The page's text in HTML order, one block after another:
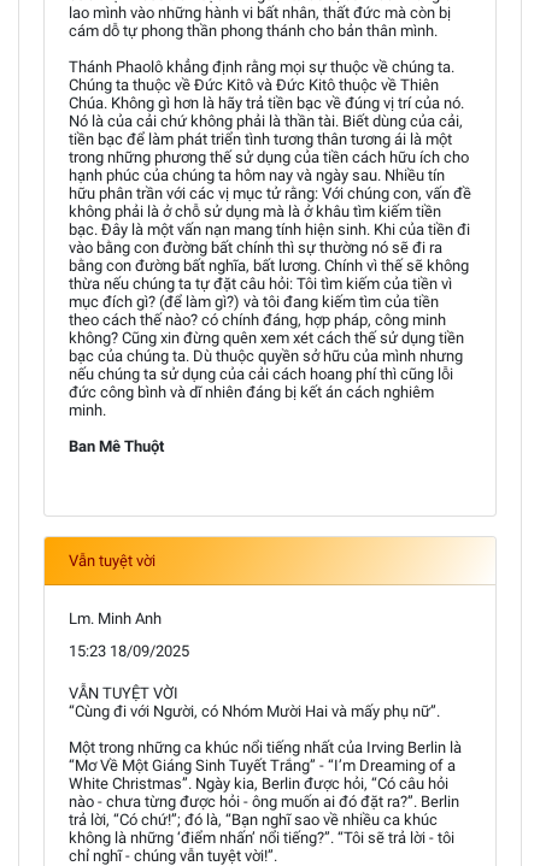
lao mình vào những hành vi bất nhân, thất đức mà còn bị
cám dỗ tự phong thần phong thánh cho bản thân mình.
Thánh Phaolô khẳng định rằng mọi sự thuộc về chúng ta.
Chúng ta thuộc về Đức Kitô và Đức Kitô thuộc về Thiên
Chúa. Không gì hơn là hãy trả tiền bạc về đúng vị trí của nó.
Nó là của cải chứ không phải là thần tài. Biết dùng của cải,
tiền bạc để làm phát triển tình tương thân tương ái là một
trong những phương thế sử dụng của tiền cách hữu ích cho
hạnh phúc của chúng ta hôm nay và ngày sau. Nhiều tín
hữu phân trần với các vị mục tử rằng: Với chúng con, vấn đề
không phải là ở chỗ sử dụng mà là ở khâu tìm kiếm tiền
bạc. Đây là một vấn nạn mang tính hiện sinh. Khi của tiền đi
vào bằng con đường bất chính thì sự thường nó sẽ đi ra
bằng con đường bất nghĩa, bất lương. Chính vì thế sẽ không
thừa nếu chúng ta tự đặt câu hỏi: Tôi tìm kiếm của tiền vì
mục đích gì? (để làm gì?) và tôi đang kiếm tìm của tiền
theo cách thế nào? có chính đáng, hợp pháp, công minh
không? Cũng xin đừng quên xem xét cách thế sử dụng tiền
bạc của chúng ta. Dù thuộc quyền sở hữu của mình nhưng
nếu chúng ta sử dụng của cải cách hoang phí thì cũng lỗi
đức công bình và dĩ nhiên đáng bị kết án cách nghiêm
minh.
Ban Mê Thuột
Vẫn tuyệt vời
Lm. Minh Anh
15:23 18/09/2025
VẪN TUYỆT VỜI
“Cùng đi với Người, có Nhóm Mười Hai và mấy phụ nữ”.
Một trong những ca khúc nổi tiếng nhất của Irving Berlin là
“Mơ Về Một Giáng Sinh Tuyết Trắng” - “I’m Dreaming of a
White Christmas”. Ngày kia, Berlin được hỏi, “Có câu hỏi
nào - chưa từng được hỏi - ông muốn ai đó đặt ra?”. Berlin
trả lời, “Có chứ!”; đó là, “Bạn nghĩ sao về nhiều ca khúc
không là những ‘điểm nhấn’ nổi tiếng?”. “Tôi sẽ trả lời - tôi
chỉ nghĩ - chúng vẫn tuyệt vời!”.